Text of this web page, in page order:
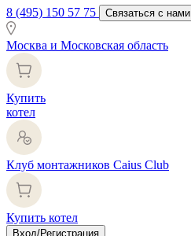
8 (495) 150 57 75 Связаться с нами
Москва и Московская область
Купить
котел
Клуб монтажников Caius Club
Купить котел
Вход/Регистрация